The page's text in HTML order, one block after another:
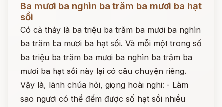
Ba mươi ba nghìn ba trăm ba mươi ba hạt
sồi
Có cả thảy là ba triệu ba trăm ba mươi ba nghìn
ba trăm ba mươi ba hạt sồi. Và mỗi một trong số
ba triệu ba trăm ba mươi ba nghìn ba trăm ba
mươi ba hạt sồi này lại có câu chuyện riêng.
Vậy là, lãnh chúa hỏi, giọng hoài nghi: - Làm
sao ngươi có thể đếm được số hạt sồi nhiều